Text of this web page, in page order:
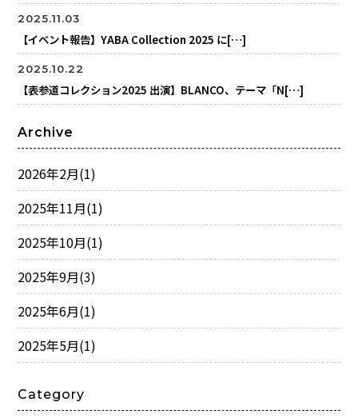
2025.11.03
【イベント報告】YABA Collection 2025 に[…]
2025.10.22
【表参道コレクション2025 出演】BLANCO、テーマ「N[…]
Archive
2026年2月(1)
2025年11月(1)
2025年10月(1)
2025年9月(3)
2025年6月(1)
2025年5月(1)
Category